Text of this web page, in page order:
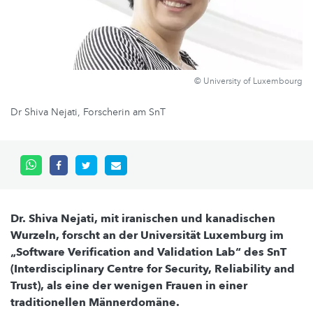
© University of Luxembourg
Dr Shiva Nejati, Forscherin am SnT
Dr. Shiva Nejati, mit iranischen und kanadischen
Wurzeln, forscht an der Universität Luxemburg im
„Software Verification and Validation Lab“ des SnT
(Interdisciplinary Centre for Security, Reliability and
Trust), als eine der wenigen Frauen in einer
traditionellen Männerdomäne.